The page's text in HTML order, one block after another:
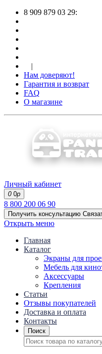
8 909 879 03 29:
|
Нам доверяют!
Гарантия и возврат
FAQ
О магазине
Личный кабинет
0 0р
8 800 200 06 90
Получить консультацию
Открыть меню
Главная
Каталог
Экраны для
Mебель для
Аксессуары
Крепления
Статьи
Отзывы покупателей
Доставка и оплата
Контакты
Поиск